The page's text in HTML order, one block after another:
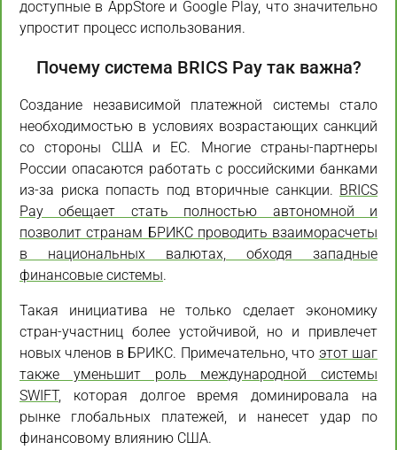
доступные в AppStore и Google Play, что значительно
упростит процесс использования.
Почему система BRICS Pay так важна?
Создание независимой платежной системы стало
необходимостью в условиях возрастающих санкций
со стороны США и ЕС. Многие страны-партнеры
России опасаются работать с российскими банками
из-за риска попасть под вторичные санкции. BRICS
Pay обещает стать полностью автономной и
позволит странам БРИКС проводить взаиморасчеты
в национальных валютах, обходя западные
финансовые системы.
Такая инициатива не только сделает экономику
стран-участниц более устойчивой, но и привлечет
новых членов в БРИКС. Примечательно, что этот шаг
также уменьшит роль международной системы
SWIFT, которая долгое время доминировала на
рынке глобальных платежей, и нанесет удар по
финансовому влиянию США.